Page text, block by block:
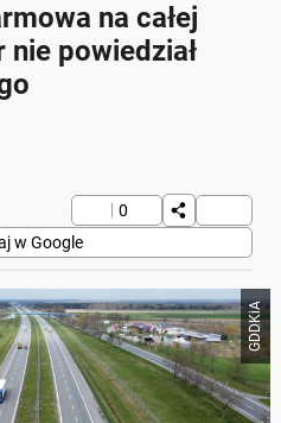
na całej
nie powiedział
0
w Google
GDDKiA